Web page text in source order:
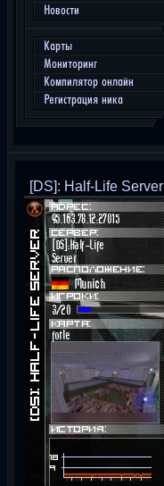
Новости
Карты
Мониторинг
Компилятор онлайн
Регистрация ника
[DS]: Half-Life Server